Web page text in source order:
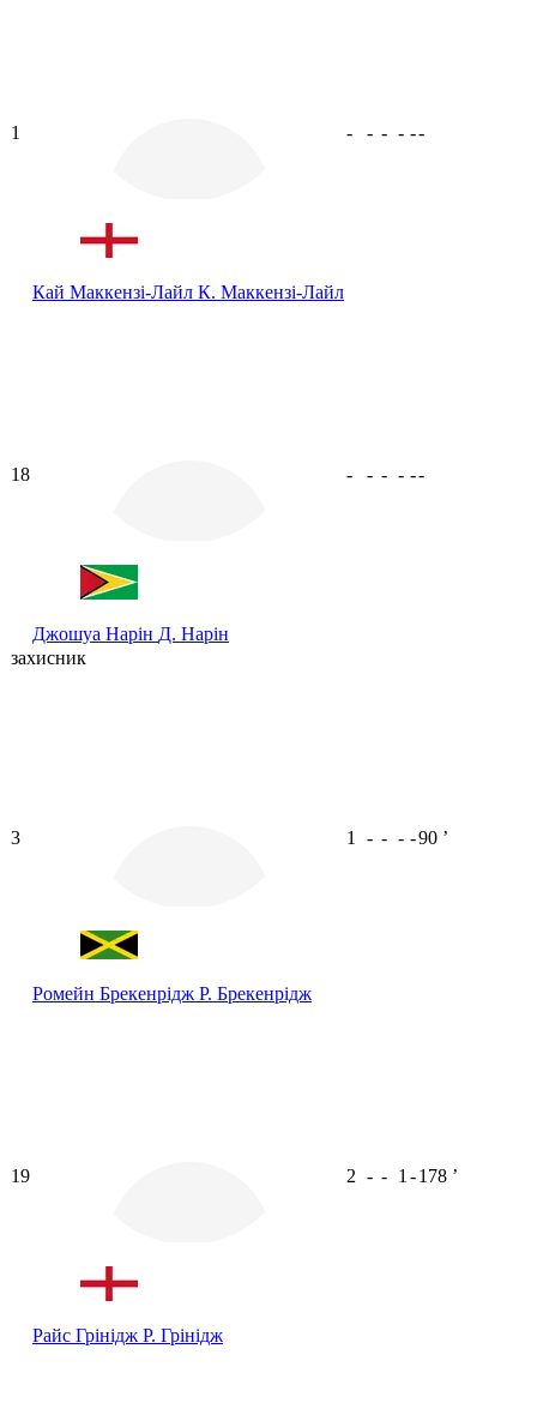
1
Кай Маккензі-Лайл К. Маккензі-Лайл
- - - - --
18
Джошуа Нарін Д. Нарін
- - - - --
захисник
3
Ромейн Брекенрідж Р. Брекенрідж
1 - - - -90 ʼ
19
Райс Грінідж Р. Грінідж
2 - - 1 -178 ʼ